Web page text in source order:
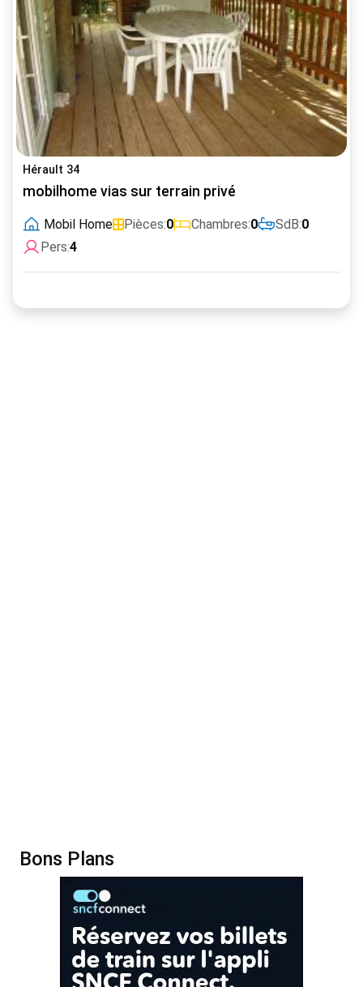
Hérault 34
mobilhome vias sur terrain privé
Mobil Home Pièces:0 Chambres:0 SdB:0
Pers:4
Bons Plans